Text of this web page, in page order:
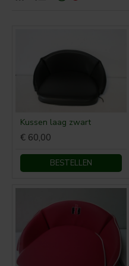
Kussen laag zwart
€ 60,00
BESTELLEN